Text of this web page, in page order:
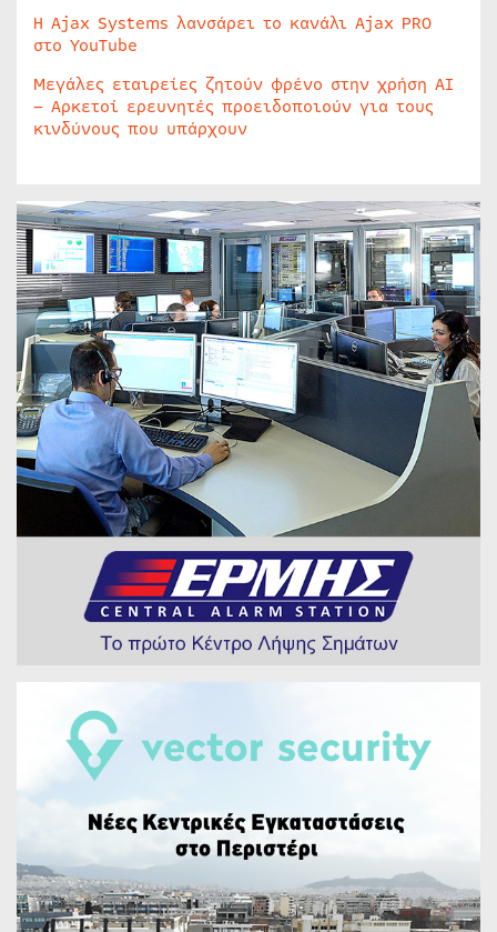
Η Ajax Systems λανσάρει το κανάλι Ajax PRO
στο YouTube
Μεγάλες εταιρείες ζητούν φρένο στην χρήση AI
– Αρκετοί ερευνητές προειδοποιούν για τους
κινδύνους που υπάρχουν